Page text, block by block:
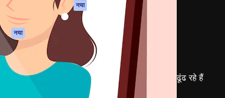
नया
ओरिजिनल्स नया
कुकीज़ नीति
ट्रस्ट सेंटर
एफिलिएट्स
बिज़नेस
ब्लॉग
घटनाक्रम
Slidesgo
सामग्री बेचें
प्रेस कक्ष
magnific.ai ढूंढ रहे हैं